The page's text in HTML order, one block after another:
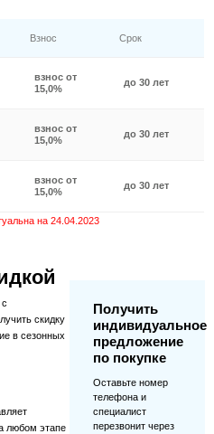
Взнос Срок
взнос от
15,0%
до 30 лет
взнос от
15,0%
до 30 лет
взнос от
15,0%
до 30 лет
на 24.04.2023
Получить
индивидуальное
предложение
по покупке
Оставьте номер
телефона и
специалист
перезвонит через
скидку
в сезонных
любом этапе